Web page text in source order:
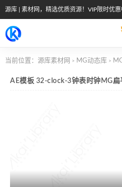
源库 | 素材网，精选优质资源！VIP限时优惠
当前位置： 源库素材网 > MG动态库 >
AE模板 32-clock-3钟表时钟MG